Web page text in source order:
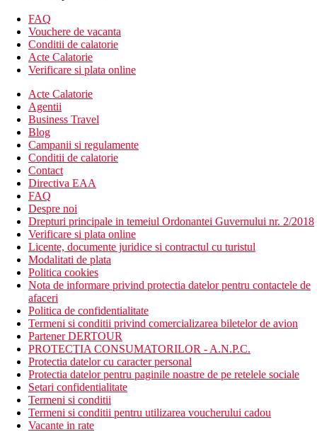
pentru prepararea de ceai si cafea, vedere la piscina.
Camera dubla, Priviledge, vedere la mare : 1 ora de sauna
gratuita zilnic, Priviledge Lounge bar, halat de baie,
papuci, balize, vedere la mare.
Divertisment
Programe de animatie de zi si de seara.
Mese
Mic dejun si cina tip bufet.
*Optiune de cumparare all inclusive.
Plaja
Plaja partial pietroasa este chiar langa hotel.
Plaja cu nisip este la cca 400 m de hotel.
Sezlonguri si umbrele contra cost.
Activitati sportive
Gratuit: fitness, tenis de masa, minigolf
Contra cost: terenuri de tenis, teren de golf Golf Costa
Adeje (aprox. 3 km) si Golf Las Américas (aprox. 6,5 km)
Copii
Loc de joaca pentru copii, piscina pentru copii, mini club, splash
park, patut (la cerere).
Stravovanie
Mic dejun, pranz si cina tip bufet
FAQ
Vouchere de vacanta
Conditii de calatorie
Acte Calatorie
Verificare si plata online
Acte Calatorie
Agentii
Business Travel
Blog
Campanii si regulamente
Conditii de calatorie
Contact
Directiva EAA
FAQ
Despre noi
Drepturi principale in temeiul Ordonantei Guvernului nr. 2/2018
Verificare si plata online
Licente, documente juridice si contractul cu turistul
Modalitati de plata
Politica cookies
Nota de informare privind protectia datelor pentru contactele de
afaceri
Politica de confidentialitate
Termeni si conditii privind comercializarea biletelor de avion
Partener DERTOUR
PROTECTIA CONSUMATORILOR - A.N.P.C.
Protectia datelor cu caracter personal
Protectia datelor pentru paginile noastre de pe retelele sociale
Setari confidentialitate
Termeni si conditii
Termeni si conditii pentru utilizarea voucherului cadou
Vacante in rate